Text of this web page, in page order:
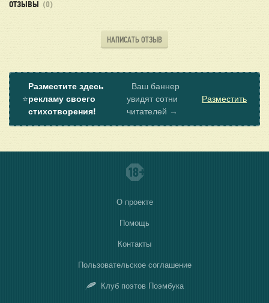
ОТЗЫВЫ (0)
НАПИСАТЬ ОТЗЫВ
⭐
Разместите здесь
рекламу своего
стихотворения!
Ваш баннер
увидят сотни
читателей →
Разместить
О проекте
Помощь
Контакты
Пользовательское соглашение
Клуб поэтов Поэмбука